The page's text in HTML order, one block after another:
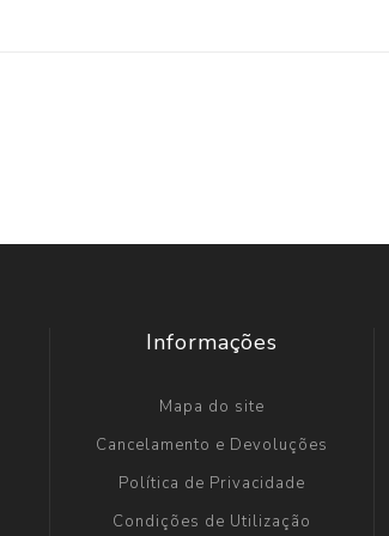
Informações
Mapa do site
Cancelamento e Devoluções
Política de Privacidade
Condições de Utilização